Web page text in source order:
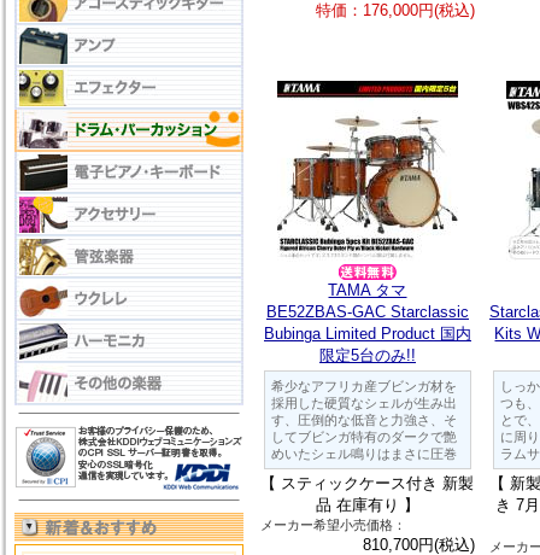
特価：176,000円(税込)
TAMA タマ
BE52ZBAS-GAC Starclassic
Bubinga Limited Product 国内
限定5台のみ!!
希少なアフリカ産ブビンガ材を
採用した硬質なシェルが生み出
す、圧倒的な低音と力強さ、そ
してブビンガ特有のダークで艶
めいたシェル鳴りはまさに圧巻
【 スティックケース付き 新製
品 在庫有り 】
メーカー希望小売価格：
810,700円(税込)
Kits
しっ
つも
とで
に周
ラム
【 新
き 7
メーカ